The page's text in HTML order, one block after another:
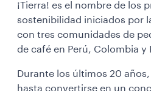
¡Tierra! es el nombre de los
sostenibilidad iniciados por
con tres comunidades de
de café en Perú, Colombia y
Durante los últimos 20
hasta convertirse en un